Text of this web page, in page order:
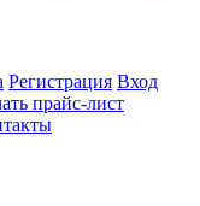
Регистрация Вход
прайс-лист